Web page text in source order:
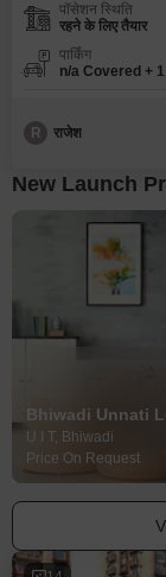
पॉसेशन स्थिति
रहने के लिए तैयार
पार्किंग
n/a Covered +
R राजेश
New Launch
U I T, Bhiwadi
Price On Request